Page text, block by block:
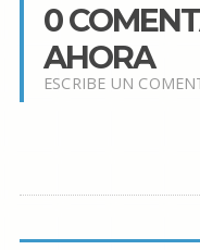
0
AHORA
ESCRIBE UN